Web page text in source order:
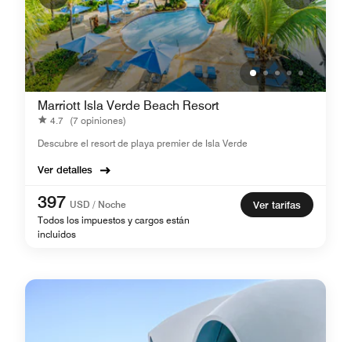
Marriott Isla Verde Beach Resort
4.7 (7 opiniones)
Descubre el resort de playa premier de Isla Verde
Ver detalles
397 USD / Noche
Todos los impuestos y cargos están
incluidos
Ver tarifas